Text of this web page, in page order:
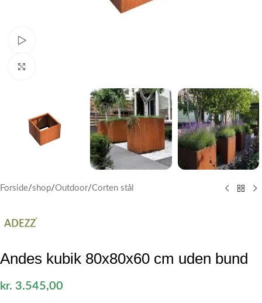
Forside/shop/Outdoor/Corten stål
Andes kubik 80x80x60 cm uden bund
kr. 3.545,00